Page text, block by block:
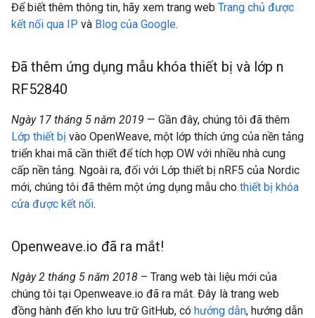
Để biết thêm thông tin, hãy xem trang web Trang chủ được
kết nối qua IP và Blog của Google.
Đã thêm ứng dụng mẫu khóa thiết bị và lớp n
RF52840
Ngày 17 tháng 5 năm 2019 — Gần đây, chúng tôi đã thêm
Lớp thiết bị vào OpenWeave, một lớp thích ứng của nền tảng
triển khai mã cần thiết để tích hợp OW với nhiều nhà cung
cấp nền tảng. Ngoài ra, đối với Lớp thiết bị nRF5 của Nordic
mới, chúng tôi đã thêm một ứng dụng mẫu cho thiết bị khóa
cửa được kết nối.
Openweave.io đã ra mắt!
Ngày 2 tháng 5 năm 2018 – Trang web tài liệu mới của
chúng tôi tại Openweave.io đã ra mắt. Đây là trang web
đồng hành đến kho lưu trữ GitHub, có hướng dẫn, hướng dẫn